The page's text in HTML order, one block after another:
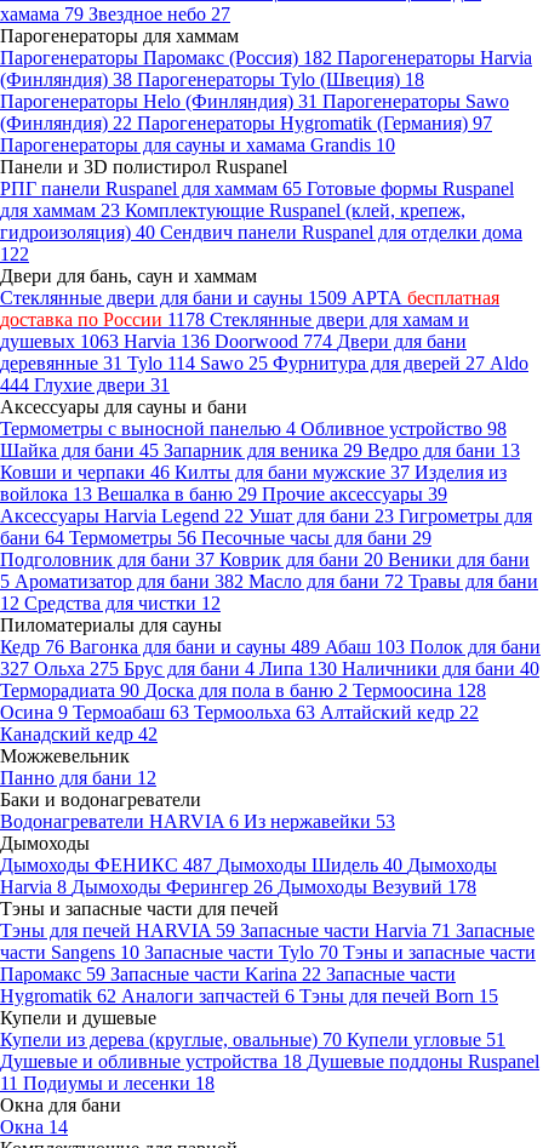
хамама 79 Звездное небо 27
Парогенераторы для хаммам
Парогенераторы Паромакс (Россия) 182 Парогенераторы Harvia
(Финляндия) 38 Парогенераторы Tylo (Швеция) 18
Парогенераторы Helo (Финляндия) 31 Парогенераторы Sawo
(Финляндия) 22 Парогенераторы Hygromatik (Германия) 97
Парогенераторы для сауны и хамама Grandis 10
Панели и 3D полистирол Ruspanel
РПГ панели Ruspanel для хаммам 65 Готовые формы Ruspanel
для хаммам 23 Комплектующие Ruspanel (клей, крепеж,
гидроизоляция) 40 Сендвич панели Ruspanel для отделки дома
122
Двери для бань, саун и хаммам
Стеклянные двери для бани и сауны 1509 АРТА бесплатная
доставка по России 1178 Стеклянные двери для хамам и
душевых 1063 Harvia 136 Doorwood 774 Двери для бани
деревянные 31 Tylo 114 Sawo 25 Фурнитура для дверей 27 Aldo
444 Глухие двери 31
Аксессуары для сауны и бани
Термометры с выносной панелью 4 Обливное устройство 98
Шайка для бани 45 Запарник для веника 29 Ведро для бани 13
Ковши и черпаки 46 Килты для бани мужские 37 Изделия из
войлока 13 Вешалка в баню 29 Прочие аксессуары 39
Аксессуары Harvia Legend 22 Ушат для бани 23 Гигрометры для
бани 64 Термометры 56 Песочные часы для бани 29
Подголовник для бани 37 Коврик для бани 20 Веники для бани
5 Ароматизатор для бани 382 Масло для бани 72 Травы для бани
12 Средства для чистки 12
Пиломатериалы для сауны
Кедр 76 Вагонка для бани и сауны 489 Абаш 103 Полок для бани
327 Ольха 275 Брус для бани 4 Липа 130 Наличники для бани 40
Терморадиата 90 Доска для пола в баню 2 Термоосина 128
Осина 9 Термоабаш 63 Термоольха 63 Алтайский кедр 22
Канадский кедр 42
Можжевельник
Панно для бани 12
Баки и водонагреватели
Водонагреватели HARVIA 6 Из нержавейки 53
Дымоходы
Дымоходы ФЕНИКС 487 Дымоходы Шидель 40 Дымоходы
Harvia 8 Дымоходы Ферингер 26 Дымоходы Везувий 178
Тэны и запасные части для печей
Тэны для печей HARVIA 59 Запасные части Harvia 71 Запасные
части Sangens 10 Запасные части Tylo 70 Тэны и запасные части
Паромакс 59 Запасные части Karina 22 Запасные части
Hygromatik 62 Аналоги запчастей 6 Тэны для печей Born 15
Купели и душевые
Купели из дерева (круглые, овальные) 70 Купели угловые 51
Душевые и обливные устройства 18 Душевые поддоны Ruspanel
11 Подиумы и лесенки 18
Окна для бани
Окна 14